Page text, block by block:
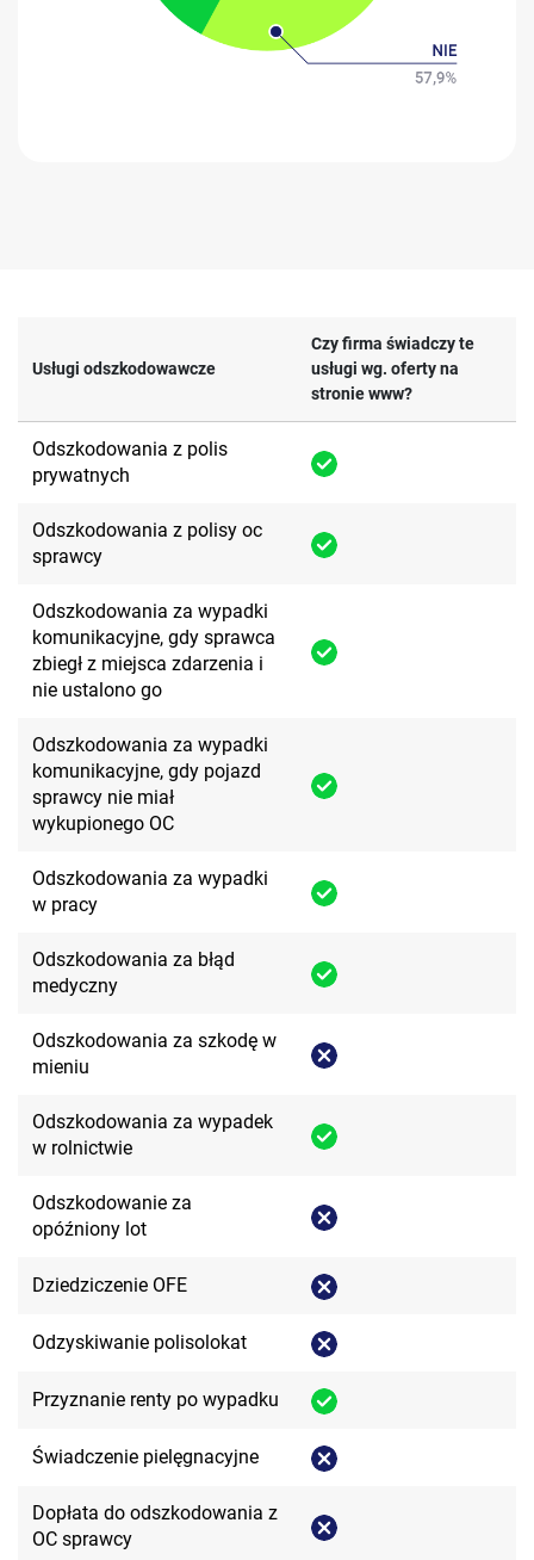
Usługi odszkodowawcze
Czy firma świadczy te
usługi wg. oferty na
stronie www?
Odszkodowania z polis
prywatnych
Odszkodowania z polisy oc
sprawcy
Odszkodowania za wypadki
komunikacyjne, gdy sprawca
zbiegł z miejsca zdarzenia i
nie ustalono go
Odszkodowania za wypadki
komunikacyjne, gdy pojazd
sprawcy nie miał
wykupionego OC
Odszkodowania za wypadki
w pracy
Odszkodowania za błąd
medyczny
Odszkodowania za szkodę w
mieniu
Odszkodowania za wypadek
w rolnictwie
Odszkodowanie za
opóźniony lot
Dziedziczenie OFE
Odzyskiwanie polisolokat
Przyznanie renty po wypadku
Świadczenie pielęgnacyjne
Dopłata do odszkodowania z
OC sprawcy